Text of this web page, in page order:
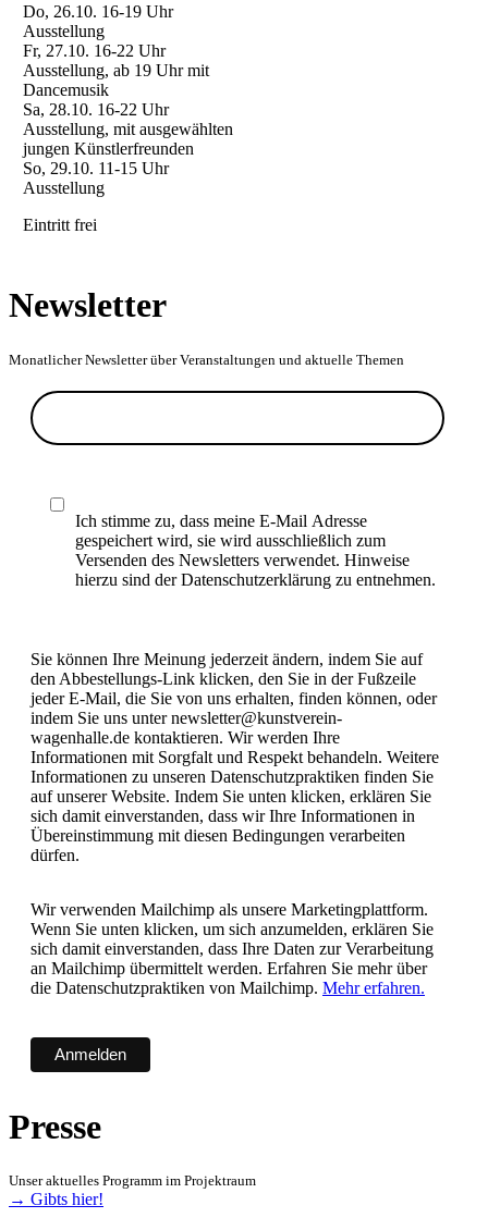
Do, 26.10. 16-19 Uhr
Ausstellung
Fr, 27.10. 16-22 Uhr
Ausstellung, ab 19 Uhr mit
Dancemusik
Sa, 28.10. 16-22 Uhr
Ausstellung, mit ausgewählten
jungen Künstlerfreunden
So, 29.10. 11-15 Uhr
Ausstellung
Eintritt frei
Newsletter
Monatlicher Newsletter über Veranstaltungen und aktuelle Themen
Ich stimme zu, dass meine E-Mail Adresse
gespeichert wird, sie wird ausschließlich zum
Versenden des Newsletters verwendet. Hinweise
hierzu sind der Datenschutzerklärung zu entnehmen.
Sie können Ihre Meinung jederzeit ändern, indem Sie auf
den Abbestellungs-Link klicken, den Sie in der Fußzeile
jeder E-Mail, die Sie von uns erhalten, finden können, oder
indem Sie uns unter newsletter@kunstverein-
wagenhalle.de kontaktieren. Wir werden Ihre
Informationen mit Sorgfalt und Respekt behandeln. Weitere
Informationen zu unseren Datenschutzpraktiken finden Sie
auf unserer Website. Indem Sie unten klicken, erklären Sie
sich damit einverstanden, dass wir Ihre Informationen in
Übereinstimmung mit diesen Bedingungen verarbeiten
dürfen.
Wir verwenden Mailchimp als unsere Marketingplattform.
Wenn Sie unten klicken, um sich anzumelden, erklären Sie
sich damit einverstanden, dass Ihre Daten zur Verarbeitung
an Mailchimp übermittelt werden. Erfahren Sie mehr über
die Datenschutzpraktiken von Mailchimp. Mehr erfahren.
Presse
Unser aktuelles Programm im Projektraum
→ Gibts hier!